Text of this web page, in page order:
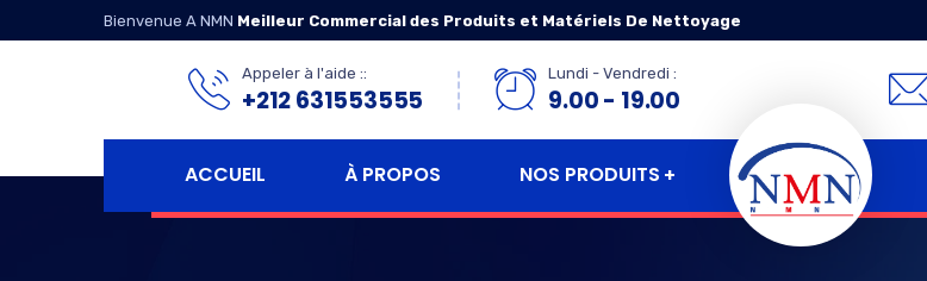
Bienvenue A NMN Meilleur Commercial des Produits et Matériels De Nettoyage
Appeler à l'aide ::
+212 631553555
Lundi - Vendredi :
9.00 - 19.00
ACCUEIL À PROPOS NOS PRODUITS